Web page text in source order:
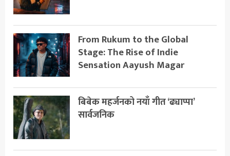
From Rukum to the Global
Stage: The Rise of Indie
Sensation Aayush Magar
बिबेक महर्जनको नयाँ गीत ‘ढ्याप्पा’
सार्वजनिक